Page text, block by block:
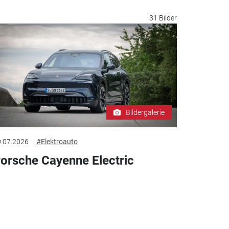
31 Bilder
Bildergalerie
#Elektroauto
Cayenne Electric